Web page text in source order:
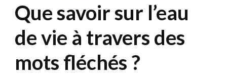
Que savoir sur l’eau
de vie à travers des
mots fléchés ?